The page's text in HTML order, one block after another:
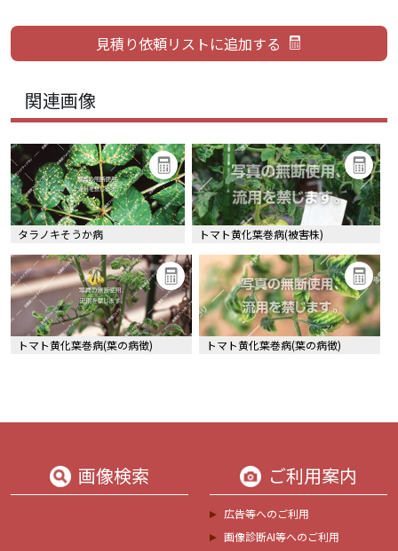
関連画像
タラノキそうか病 トマト黄化葉巻病(被害株)
トマト黄化葉巻病(葉の病徴) トマト黄化葉巻病(葉の病徴)
画像検索 ご利用案内
広告等へのご利用
画像診断AI等へのご利用